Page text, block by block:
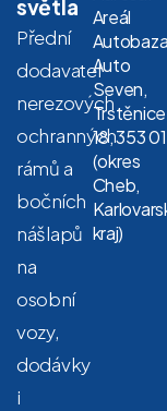
světla
Přední
dodavatel
nerezových
ochranných
rámů a
bočních
nášlapů
na
osobní
vozy,
dodávky
i
Areál
Auto
Seven,
Trstěnice
18, 353 01
(okres
Cheb,
kraj)